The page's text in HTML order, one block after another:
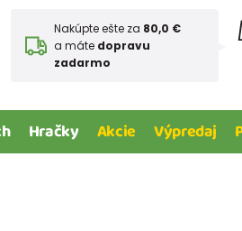
Nakúpte ešte za 80,0 €
a máte dopravu
zadarmo
Hračky Akcie Výpredaj